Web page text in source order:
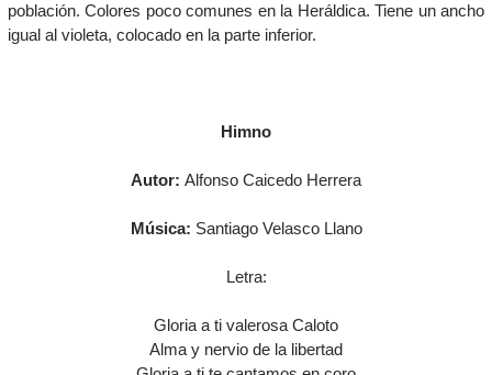
población. Colores poco comunes en la Heráldica. Tiene un ancho
igual al violeta, colocado en la parte inferior.
Himno
Autor: Alfonso Caicedo Herrera
Música: Santiago Velasco Llano
Letra:
Gloria​ a ti valerosa Caloto
Alma y nervio de la libertad